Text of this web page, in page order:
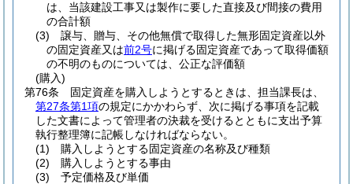
は、当該建設工事又は製作に要した直接及び間接の費用
の合計額
(3)
譲与、贈与、その他無償で取得した無形固定資産以外
の固定資産又は前2号に掲げる固定資産であって取得価額
の不明のものについては、公正な評価額
(購入)
第76条
固定資産を購入しようとするときは、担当課長は、
第27条第1項の規定にかかわらず、次に掲げる事項を記載
した文書によって管理者の決裁を受けるとともに支出予算
執行整理簿に記帳しなければならない。
(1)
購入しようとする固定資産の名称及び種類
(2)
購入しようとする事由
(3)
予定価格及び単価